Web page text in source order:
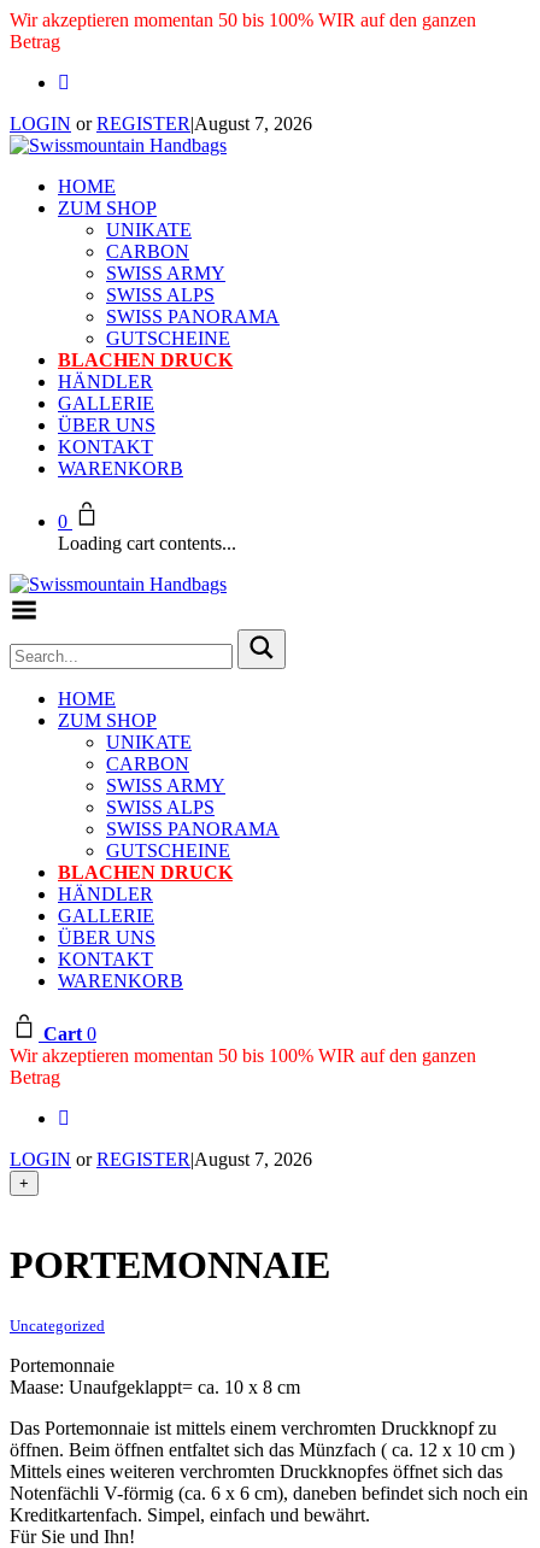
Wir akzeptieren momentan 50 bis 100% WIR auf den ganzen
Betrag
LOGIN orREGISTER|August 7, 2026
HOME
ZUM SHOP
UNIKATE
CARBON
SWISS ARMY
SWISS ALPS
SWISS PANORAMA
GUTSCHEINE
BLACHEN DRUCK
HÄNDLER
GALLERIE
ÜBER UNS
KONTAKT
WARENKORB
0
Loading cart contents...
HOME
ZUM SHOP
UNIKATE
CARBON
SWISS ARMY
SWISS ALPS
SWISS PANORAMA
GUTSCHEINE
BLACHEN DRUCK
HÄNDLER
GALLERIE
ÜBER UNS
KONTAKT
WARENKORB
Cart 0
Wir akzeptieren momentan 50 bis 100% WIR auf den ganzen
Betrag
LOGIN orREGISTER|August 7, 2026
+
PORTEMONNAIE
Uncategorized
Portemonnaie
Maase: Unaufgeklappt= ca. 10 x 8 cm
Das Portemonnaie ist mittels einem verchromten Druckknopf zu
öffnen. Beim öffnen entfaltet sich das Münzfach ( ca. 12 x 10 cm )
Mittels eines weiteren verchromten Druckknopfes öffnet sich das
Notenfächli V-förmig (ca. 6 x 6 cm), daneben befindet sich noch ein
Kreditkartenfach. Simpel, einfach und bewährt.
Für Sie und Ihn!